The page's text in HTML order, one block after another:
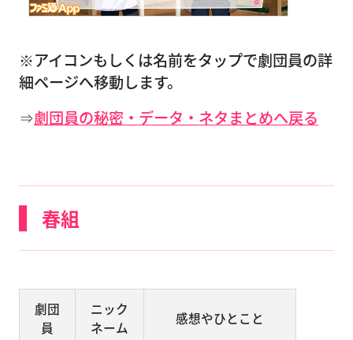
※アイコンもしくは名前をタップで劇団員の詳
細ページへ移動します。
⇒劇団員の秘密・データ・ネタまとめへ戻る
春組
劇団
員
ニック
ネーム
感想やひとこと